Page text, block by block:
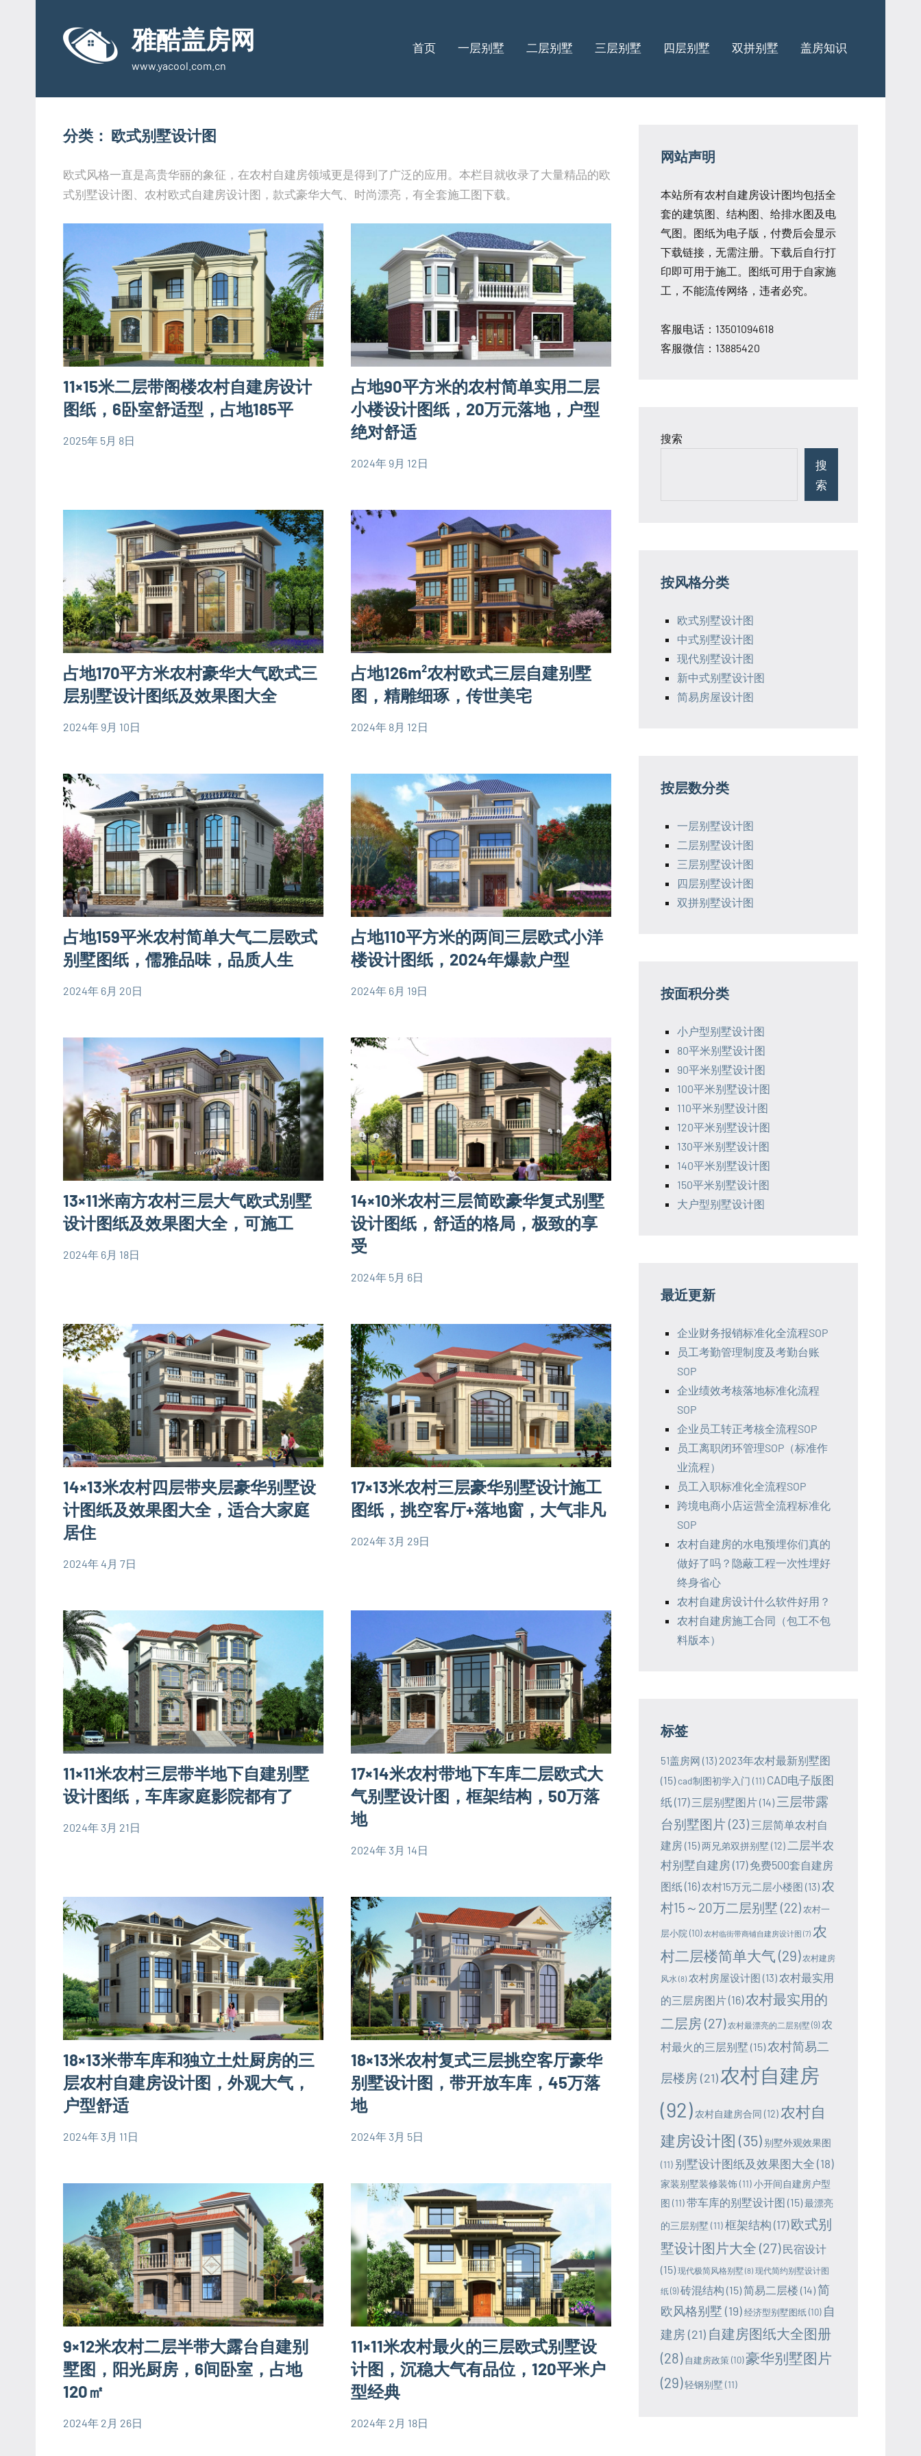
content
雅酷盖房网
www.yacool.com.cn
首页 一层别墅 二层别墅 三层别墅 四层别墅 双拼别墅 盖房知识
分类： 欧式别墅设计图
欧式风格一直是高贵华丽的象征，在农村自建房领域更是得到了广泛的应用。本栏目就收录了大量精品的欧
式别墅设计图、农村欧式自建房设计图，款式豪华大气、时尚漂亮，有全套施工图下载。
11×15米二层带阁楼农村自建房设计
图纸，6卧室舒适型，占地185平
墅
大
户
型
别
墅
设
计
图
别
墅
设
计
图
2025年 5月 8日
yacool
占地90平方米的农村简单实用二层
小楼设计图纸，20万元落地，户型
绝对舒适
米
别
计
图
二
层
别
墅
设
计
别
墅
设
计
图
2024年 9月 12日
yacool
占地170平方米农村豪华大气欧式三
层别墅设计图纸及效果图大全
米
别
墅
设
计
图
三
层
别
墅
设
计
设
计
图
2024年 9月 10日
yacool
占地126m²农村欧式三层自建别墅
图，精雕细琢，传世美宅
米
别
墅
设
计
图
三
层
别
墅
设
计
式
别
墅
计
图
2024年 8月 12日
yacool
占地159平米农村简单大气二层欧式
别墅图纸，儒雅品味，品质人生
米
设
计
图
二
层
别
墅
设
计
别
墅
计
图
2024年 6月 20日
yacool
占地110平方米的两间三层欧式小洋
楼设计图纸，2024年爆款户型
米
设
计
图
三
层
别
墅
设
计
图
别
墅
设
计
图
2024年 6月 19日
yacool
13×11米南方农村三层大气欧式别墅
设计图纸及效果图大全，可施工
别
墅
设
图
三
层
别
墅
设
计
图
欧
墅
设
计
图
2024年 6月 18日
yacool
14×10米农村三层简欧豪华复式别墅
设计图纸，舒适的格局，极致的享
受
米
别
墅
设
计
图
三
层
别
墅
设
计
设
计
图
2024年 5月 6日
yacool
14×13米农村四层带夹层豪华别墅设
计图纸及效果图大全，适合大家庭
居住
别
墅
设
计
图
大
户
型
别
墅
设
计
别
墅
图
2024年 4月 7日
yacool
17×13米农村三层豪华别墅设计施工
图纸，挑空客厅+落地窗，大气非凡
墅
图
大
户
型
别
墅
设
计
图
欧
墅
设
计
图
2024年 3月 29日
yacool
11×11米农村三层带半地下自建别墅
设计图纸，车库家庭影院都有了
别
墅
设
三
层
别
墅
设
计
图
欧
图
2024年 3月 21日
yacool
17×14米农村带地下车库二层欧式大
气别墅设计图，框架结构，50万落
地
别
墅
设
计
图
大
户
型
别
墅
设
计
图
别
墅
设
计
图
2024年 3月 14日
yacool
18×13米带车库和独立土灶厨房的三
层农村自建房设计图，外观大气，
户型舒适
别
计
图
大
户
型
别
墅
设
计
图
2024年 3月 11日
yacool
18×13米农村复式三层挑空客厅豪华
别墅设计图，带开放车库，45万落
地
别
墅
计
图
大
户
型
别
墅
设
计
图
2024年 3月 5日
yacool
9×12米农村二层半带大露台自建别
墅图，阳光厨房，6间卧室，占地
120㎡
2024年 2月 26日
yacool
11×11米农村最火的三层欧式别墅设
计图，沉稳大气有品位，120平米户
型经典
2024年 2月 18日
yacool
网站声明
本站所有农村自建房设计图均包括全
套的建筑图、结构图、给排水图及电
气图。图纸为电子版，付费后会显示
下载链接，无需注册。下载后自行打
印即可用于施工。图纸可用于自家施
工，不能流传网络，违者必究。
客服电话：13501094618
客服微信：13885420
搜索
搜
索
按风格分类
欧式别墅设计图
中式别墅设计图
现代别墅设计图
新中式别墅设计图
简易房屋设计图
按层数分类
一层别墅设计图
二层别墅设计图
三层别墅设计图
四层别墅设计图
双拼别墅设计图
按面积分类
小户型别墅设计图
80平米别墅设计图
90平米别墅设计图
100平米别墅设计图
110平米别墅设计图
120平米别墅设计图
130平米别墅设计图
140平米别墅设计图
150平米别墅设计图
大户型别墅设计图
最近更新
企业财务报销标准化全流程SOP
员工考勤管理制度及考勤台账
SOP
企业绩效考核落地标准化流程
SOP
企业员工转正考核全流程SOP
员工离职闭环管理SOP（标准作
业流程）
员工入职标准化全流程SOP
跨境电商小店运营全流程标准化
SOP
农村自建房的水电预埋你们真的
做好了吗？隐蔽工程一次性埋好
终身省心
农村自建房设计什么软件好用？
农村自建房施工合同（包工不包
料版本）
标签
51盖房网 (13) 2023年农村最新别墅图
(15) cad制图初学入门 (11) CAD电子版图
纸(17) 三层别墅图片(14) 三层带露
台别墅图片 (23) 三层简单农村自
建房(15)两兄弟双拼别墅 (12) 二层半农
村别墅自建房(17) 免费500套自建房
图纸(16) 农村15万元二层小楼图 (13)农
村15～20万二层别墅 (22) 农村一
层小院 (10) 农村临街带商铺自建房设计图 (7) 农
村二层楼简单大气 (29) 农村建房
风水 (8) 农村房屋设计图 (13) 农村最实用
的三层房图片(16)农村最实用的
二层房 (27) 农村最漂亮的二层别墅(9) 农
村最火的三层别墅 (15)农村简易二
层楼房(21)农村自建房
(92) 农村自建房合同 (12) 农村自
建房设计图 (35) 别墅外观效果图
(11) 别墅设计图纸及效果图大全 (18)
家装别墅装修装饰(11)小开间自建房户型
图 (11)带车库的别墅设计图 (15)最漂亮
的三层别墅 (11)框架结构 (17) 欧式别
墅设计图片大全 (27) 民宿设计
(15) 现代极简风格别墅(8) 现代简约别墅设计图
纸(9) 砖混结构 (15)简易二层楼 (14)简
欧风格别墅 (19)经济型别墅图纸(10) 自
建房(21) 自建房图纸大全图册
(28) 自建房政策(10)豪华别墅图片
(29)轻钢别墅 (11)